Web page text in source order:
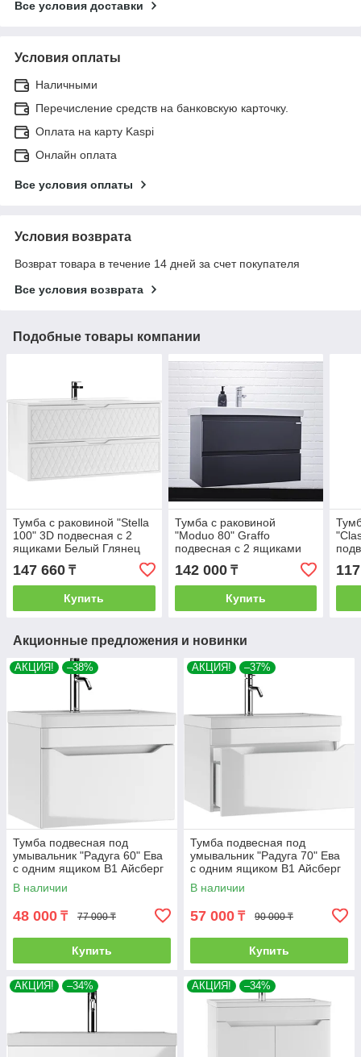
Все условия доставки
Условия оплаты
Наличными
Перечисление средств на банковскую карточку.
Оплата на карту Kaspi
Онлайн оплата
Все условия оплаты
Условия возврата
Возврат товара в течение 14 дней за счет покупателя
Все условия возврата
Подобные товары компании
Тумба с раковиной "Stella
100" 3D подвесная с 2
ящиками Белый Глянец
147 660 ₸
Купить
Тумба с раковиной
"Moduo 80" Graffo
подвесная с 2 ящиками
Графит Домино
142 000₸
Купить
Акционные предложения и новинки
АКЦИЯ! –38%
Тумба подвесная под
умывальник "Радуга 60" Ева
с одним ящиком В1 Айсберг
В наличии
48 000 ₸ 77 000 ₸
Купить
АКЦИЯ! –37%
Тумба подвесная под
умывальник "Радуга 70" Ева
с одним ящиком В1 Айсберг
В наличии
57 000 ₸ 90 000 ₸
Купить
АКЦИЯ! –34% АКЦИЯ! –34%